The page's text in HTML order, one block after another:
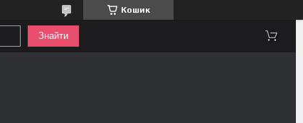
Кошик
Знайти